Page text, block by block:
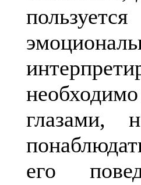
глазами,
его